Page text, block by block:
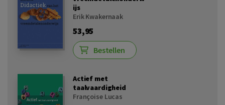
ijs
Erik Kwakernaak
53,95
Bestellen
Actief met
taalvaardigheid
Françoise Lucas